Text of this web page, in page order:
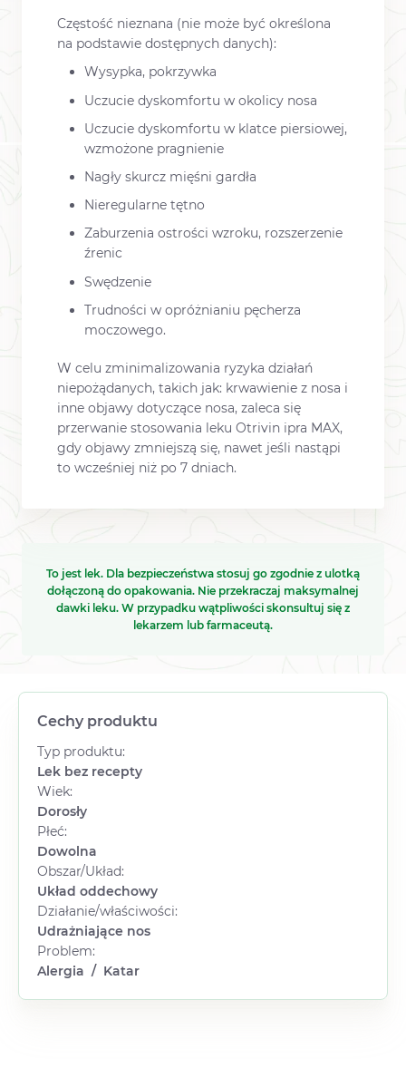
Częstość nieznana (nie może być określona
na podstawie dostępnych danych):
Wysypka, pokrzywka
Uczucie dyskomfortu w okolicy nosa
Uczucie dyskomfortu w klatce piersiowej,
wzmożone pragnienie
Nagły skurcz mięśni gardła
Nieregularne tętno
Zaburzenia ostrości wzroku, rozszerzenie
źrenic
Swędzenie
Trudności w opróżnianiu pęcherza
moczowego.
W celu zminimalizowania ryzyka działań
niepożądanych, takich jak: krwawienie z nosa i
inne objawy dotyczące nosa, zaleca się
przerwanie stosowania leku Otrivin ipra MAX,
gdy objawy zmniejszą się, nawet jeśli nastąpi
to wcześniej niż po 7 dniach.
To jest lek. Dla bezpieczeństwa stosuj go zgodnie z ulotką
dołączoną do opakowania. Nie przekraczaj maksymalnej
dawki leku. W przypadku wątpliwości skonsultuj się z
lekarzem lub farmaceutą.
Cechy produktu
Typ produktu:
Lek bez recepty
Wiek:
Dorosły
Płeć:
Dowolna
Obszar/Układ:
Układ oddechowy
Działanie/właściwości:
Udrażniające nos
Problem:
Alergia / Katar